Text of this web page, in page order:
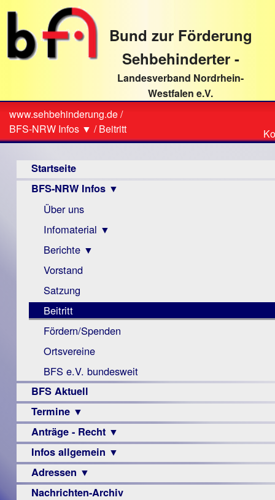
direkt
Textinhalt
Bund zur Förderung
Sehbehinderter -
Landesverband Nordrhein-
Westfalen e.V.
Sie
sind
hier
www.sehbehinderung.de/
BFS-NRW Infos ▼ /Beitritt
Startseite
BFS-NRW Infos ▼
Über uns
Infomaterial ▼
Visus
Zeitschrift
Monokular
Mac
Instagram-
Links
Berichte ▼
Archiv
Berichte
Vorstand
Satzung
Beitritt
Fördern/Spenden
Ortsvereine
BFS e.V. bundesweit
BFS Aktuell
Termine ▼
Veranstaltungsprogramme
Anträge - Recht ▼
Archiv
Urteile
Infos allgemein ▼
Sehbehinderung
Frühförderung
Adressen ▼
Augenoptiker
Nachrichten-Archiv